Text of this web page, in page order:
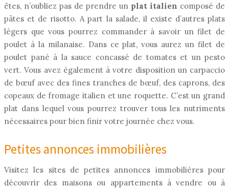
êtes, n’oubliez pas de prendre un plat italien composé de
pâtes et de risotto. A part la salade, il existe d’autres plats
légers que vous pourrez commander à savoir un filet de
poulet à la milanaise. Dans ce plat, vous aurez un filet de
poulet pané à la sauce concassé de tomates et un pesto
vert. Vous avez également à votre disposition un carpaccio
de bœuf avec des fines tranches de bœuf, des caprons, des
copeaux de fromage italien et une roquette. C’est un grand
plat dans lequel vous pourrez trouver tous les nutriments
nécessaires pour bien finir votre journée chez vous.
Petites annonces immobilières
Visitez les sites de petites annonces immobilières pour
découvrir des maisons ou appartements à vendre ou à